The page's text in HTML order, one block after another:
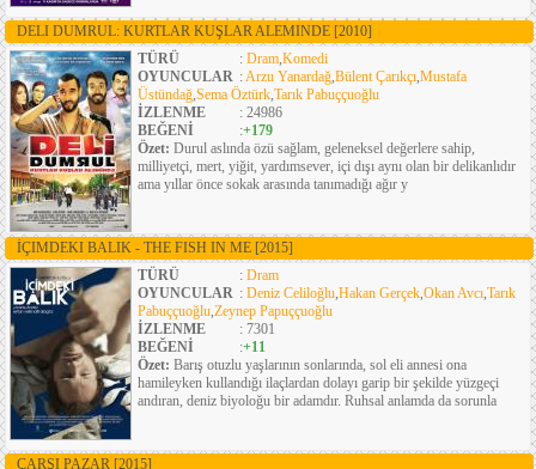
DELI DUMRUL: KURTLAR KUŞLAR ALEMINDE [2010]
TÜRÜ
: Dram,Komedi
OYUNCULAR :Arzu Yanardağ,Bülent Çarıkçı,Mustafa
Üstündağ,Sema Öztürk,Tarık Pabuççuoğlu
İZLENME
: 24986
BEĞENİ
:+179
Özet: Durul aslında özü sağlam, geleneksel değerlere sahip,
milliyetçi, mert, yiğit, yardımsever, içi dışı aynı olan bir delikanlıdır
ama yıllar önce sokak arasında tanımadığı ağır y
İÇIMDEKI BALIK - THE FISH IN ME [2015]
TÜRÜ
: Dram
OYUNCULAR : Deniz Celiloğlu,Hakan Gerçek,Okan Avcı,Tarık
Pabuççuoğlu,Zeynep Papuççuoğlu
İZLENME
: 7301
BEĞENİ
:+11
Özet: Barış otuzlu yaşlarının sonlarında, sol eli annesi ona
hamileyken kullandığı ilaçlardan dolayı garip bir şekilde yüzgeçi
andıran, deniz biyoloğu bir adamdır. Ruhsal anlamda da sorunla
ÇARŞI PAZAR [2015]